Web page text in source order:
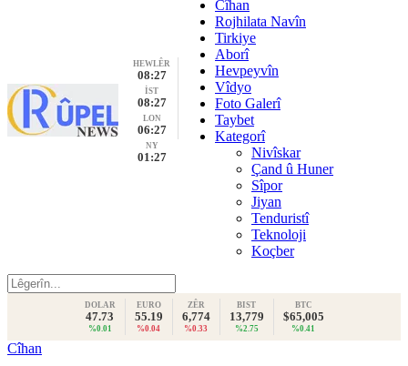
HEWLÊR
08:27
İST
08:27
LON
06:27
NY
01:27
Cîhan
Rojhilata Navîn
Tirkiye
Aborî
Hevpeyvîn
Vîdyo
Foto Galerî
Taybet
Kategorî
Nivîskar
Çand û Huner
Sîpor
Jiyan
Tenduristî
Teknoloji
Koçber
DOLAR
47.73
%0.01
EURO
55.19
%0.04
ZÊR
6,774
%0.33
BIST
13,779
%2.75
BTC
$65,005
%0.41
Cîhan